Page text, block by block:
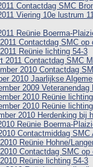
Contactdag SMC
Viering 10e lustrum
Reünie Boerma-
Contactdag SMC
Reünie lichting 54-3
2011 Contactdag SMC
2010 Contactdag
2010 Jaarlijkse
2009
2010 Reünie
2010 Reünie
2010 Herdenking bij
Reünie Boerma-
Contactmiddag
Reünie Hohne/
Contactdag SMC
Reünie lichting 54-3